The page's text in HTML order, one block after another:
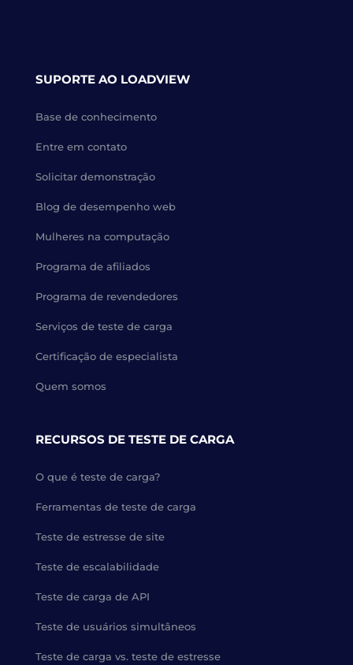
SUPORTE AO LOADVIEW
Base de conhecimento
Entre em contato
Solicitar demonstração
Blog de desempenho web
Mulheres na computação
Programa de afiliados
Programa de revendedores
Serviços de teste de carga
Certificação de especialista
Quem somos
RECURSOS DE TESTE DE CARGA
O que é teste de carga?
Ferramentas de teste de carga
Teste de estresse de site
Teste de escalabilidade
Teste de carga de API
Teste de usuários simultâneos
Teste de carga vs. teste de estresse